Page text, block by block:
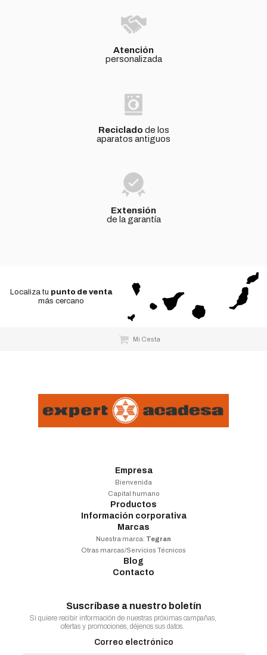
Atención
personalizada
Reciclado de los
aparatos antiguos
Extensión
de la garantía
Localiza tu punto de venta
más cercano
Mi Cesta
Empresa
Bienvenida
Capital humano
Productos
Información corporativa
Marcas
Nuestra marca: Tegran
Otras marcas/Servicios Técnicos
Blog
Contacto
Suscríbase a nuestro boletín
Si quiere recibir información de nuestras próximas campañas,
ofertas y promociones, déjenos sus datos.
Correo electrónico